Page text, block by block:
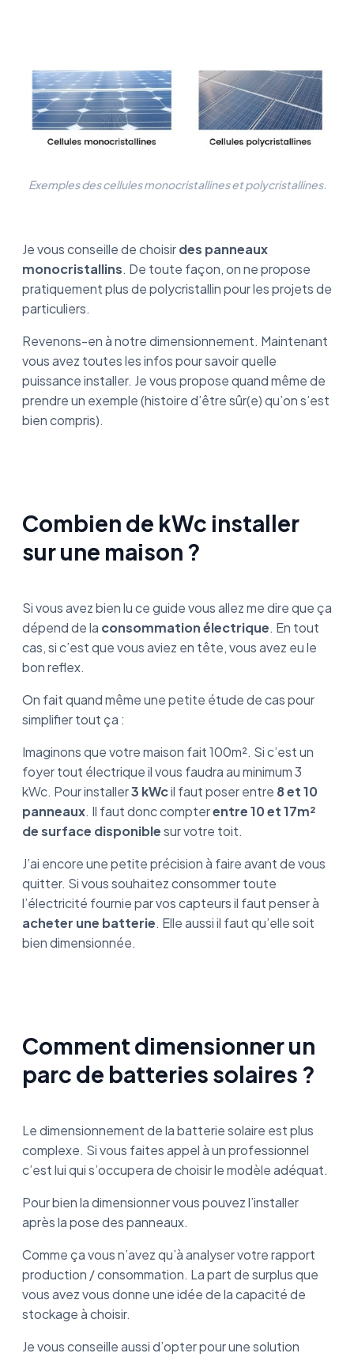
Exemples des cellules monocristallines et polycristallines.
Je vous conseille de choisirdes panneaux
monocristallins. De toute façon, on ne propose
pratiquement plus de polycristallin pour les projets de
particuliers.
Revenons-en à notre dimensionnement. Maintenant
vous avez toutes les infos pour savoir quelle
puissance installer. Je vous propose quand même de
prendre un exemple (histoire d’être sûr(e) qu’on s’est
bien compris).
Combien de kWc installer
sur une maison ?
Si vous avez bien lu ce guide vous allez me dire que ça
dépend de la consommation électrique. En tout
cas, si c’est que vous aviez en tête, vous avez eu le
bon reflex.
On fait quand même une petite étude de cas pour
simplifier tout ça :
Imaginons que votre maison fait 100m². Si c’est un
foyer tout électrique il vous faudra au minimum 3
kWc. Pour installer3 kWcil faut poser entre 8 et 10
panneaux. Il faut donc compterentre 10 et 17m²
de surface disponiblesur votre toit.
J’ai encore une petite précision à faire avant de vous
quitter. Si vous souhaitez consommer toute
l’électricité fournie par vos capteurs il faut penser à
acheter une batterie. Elle aussi il faut qu’elle soit
bien dimensionnée.
Comment dimensionner un
parc de batteries solaires ?
Le dimensionnement de la batterie solaire est plus
complexe. Si vous faites appel à un professionnel
c’est lui qui s’occupera de choisir le modèle adéquat.
Pour bien la dimensionner vous pouvez l’installer
après la pose des panneaux.
Comme ça vous n’avez qu’à analyser votre rapport
production / consommation. La part de surplus que
vous avez vous donne une idée de la capacité de
stockage à choisir.
Je vous conseille aussi d’opter pour une solution